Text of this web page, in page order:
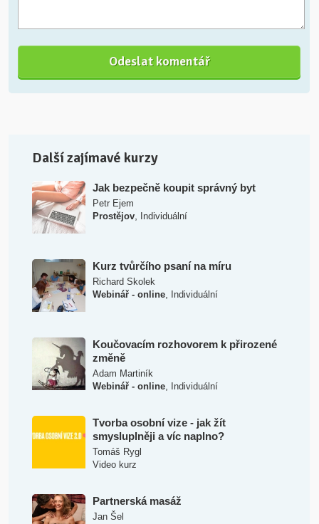
Další zajímavé kurzy
Jak bezpečně koupit správný byt
Petr Ejem
Prostějov, Individuální
Kurz tvůrčího psaní na míru
Richard Skolek
Webinář - online, Individuální
Koučovacím rozhovorem k přirozené
změně
Adam Martiník
Webinář - online, Individuální
Tvorba osobní vize - jak žít
smysluplněji a víc naplno?
Tomáš Rygl
Video kurz
Partnerská masáž
Jan Šel